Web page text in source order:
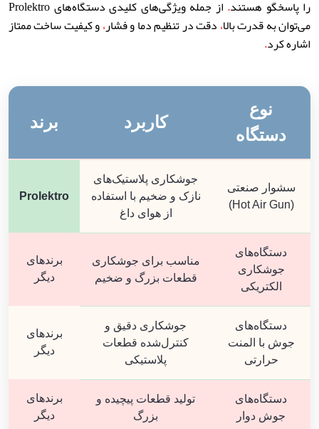
را پاسخگو هستند.
از جمله ویژگی‌های کلیدی دستگاه‌های Prolektro
می‌توان به قدرت بالا،دقت در تنظیم دما و فشار،و کیفیت ساخت ممتاز
اشاره کرد.
نوع
دستگاه
کاربرد برند
سشوار صنعتی
(Hot Air Gun)
جوشکاری پلاستیک‌های
نازک و ضخیم با استفاده
از هوای داغ
Prolektro
دستگاه‌های
جوشکاری
الکتریکی
مناسب برای جوشکاری
قطعات بزرگ و ضخیم
برندهای
دیگر
دستگاه‌های
جوش با المنت
حرارتی
جوشکاری دقیق و
کنترل‌شده قطعات
پلاستیکی
برندهای
دیگر
دستگاه‌های
جوش دوار
تولید قطعات پیچیده و
بزرگ
برندهای
دیگر